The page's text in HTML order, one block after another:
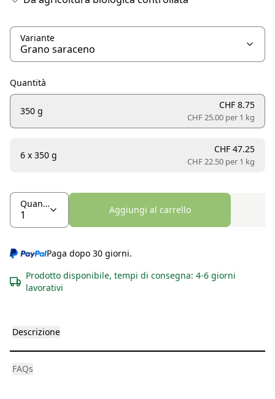
Variante
Quantità
350 g
CHF 8.75
CHF 25.00 per 1 kg
6 x 350 g
CHF 47.25
CHF 22.50 per 1 kg
Quantità
Aggiungi al carrello
Paga dopo 30 giorni.
Prodotto disponibile, tempi di consegna: 4-6 giorni
lavorativi
Descrizione
FAQs